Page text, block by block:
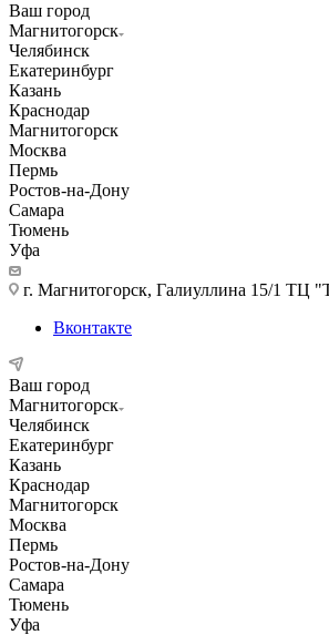
Ваш город
Магнитогорск
Челябинск
Екатеринбург
Казань
Краснодар
Магнитогорск
Москва
Пермь
Ростов-на-Дону
Самара
Тюмень
Уфа
г. Магнитогорск, Галиуллина 15/1 ТЦ
Вконтакте
Ваш город
Магнитогорск
Челябинск
Екатеринбург
Казань
Краснодар
Магнитогорск
Москва
Пермь
Ростов-на-Дону
Самара
Тюмень
Уфа